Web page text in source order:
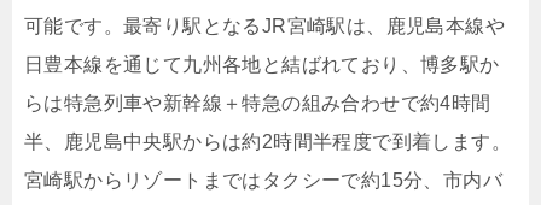
可能です。最寄り駅となるJR宮崎駅は、鹿児島本線や
日豊本線を通じて九州各地と結ばれており、博多駅か
らは特急列車や新幹線＋特急の組み合わせで約4時間
半、鹿児島中央駅からは約2時間半程度で到着します。
宮崎駅からリゾートまではタクシーで約15分、市内バ